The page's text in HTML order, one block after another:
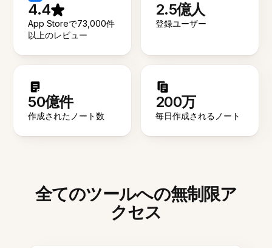
4.4
App Storeで73,000件
以上のレビュー
2.5億人
登録ユーザー
50億件
作成されたノート数
200万
毎日作成されるノート
全てのツールへの無制限ア
クセス